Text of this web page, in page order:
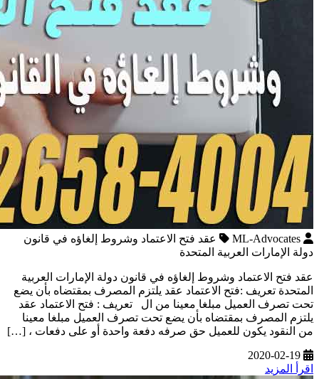
ML-Advocates
عقد فتح الاعتماد وشروط إلغاؤه في قانون
دولة الإمارات العربية المتحدة
عقد فتح الاعتماد وشروط إلغاؤه في قانون دولة الإمارات العربية
المتحدة تعريف :فتح الاعتماد عقد يلتزم المصرف بمقتضاه بأن يضع
تحت تصرف العميل مبلغا معينا من ال تعريف : فتح الاعتماد عقد
يلتزم المصرف بمقتضاه بأن يضع تحت تصرف العميل مبلغا معينا
من النقود يكون للعميل حق صرفه دفعة واحدة أو على دفعات ، […]
2020-02-19
اقرأ المزيد